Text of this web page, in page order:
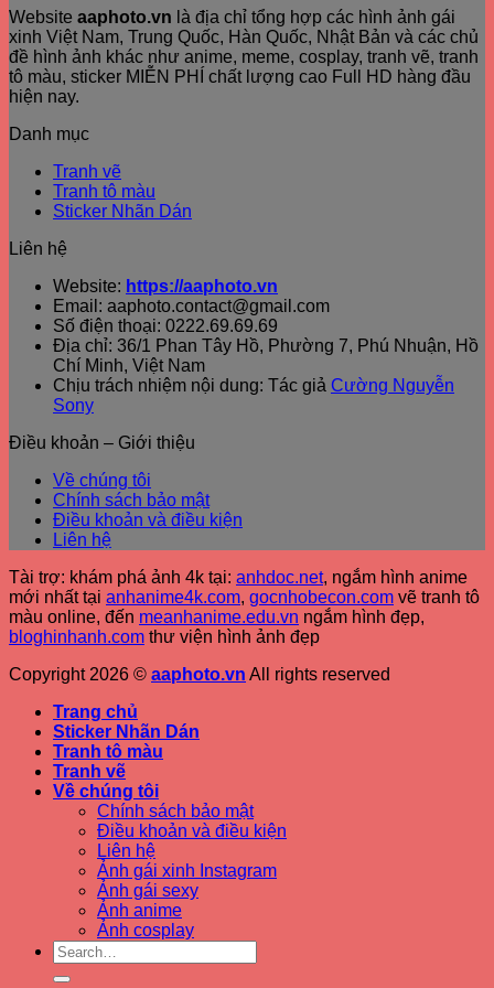
Website aaphoto.vn là địa chỉ tổng hợp các hình ảnh gái
xinh Việt Nam, Trung Quốc, Hàn Quốc, Nhật Bản và các chủ
đề hình ảnh khác như anime, meme, cosplay, tranh vẽ, tranh
tô màu, sticker MIỄN PHÍ chất lượng cao Full HD hàng đầu
hiện nay.
Danh mục
Tranh vẽ
Tranh tô màu
Sticker Nhãn Dán
Liên hệ
Website: https://aaphoto.vn
Email: aaphoto.contact@gmail.com
Số điện thoại: 0222.69.69.69
Địa chỉ: 36/1 Phan Tây Hồ, Phường 7, Phú Nhuận, Hồ
Chí Minh, Việt Nam
Chịu trách nhiệm nội dung: Tác giả Cường Nguyễn
Sony
Điều khoản – Giới thiệu
Về chúng tôi
Chính sách bảo mật
Điều khoản và điều kiện
Liên hệ
Tài trợ: khám phá ảnh 4k tại: anhdoc.net, ngắm hình anime
mới nhất tại anhanime4k.com, gocnhobecon.com vẽ tranh tô
màu online, đến meanhanime.edu.vn ngắm hình đẹp,
bloghinhanh.com thư viện hình ảnh đẹp
Copyright 2026 © aaphoto.vn All rights reserved
Trang chủ
Sticker Nhãn Dán
Tranh tô màu
Tranh vẽ
Về chúng tôi
Chính sách bảo mật
Điều khoản và điều kiện
Liên hệ
Ảnh gái xinh Instagram
Ảnh gái sexy
Ảnh anime
Ảnh cosplay